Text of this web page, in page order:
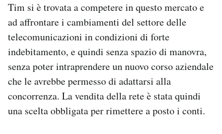
Tim si è trovata a competere in questo mercato e
ad affrontare i cambiamenti del settore delle
telecomunicazioni in condizioni di forte
indebitamento, e quindi senza spazio di manovra,
senza poter intraprendere un nuovo corso aziendale
che le avrebbe permesso di adattarsi alla
concorrenza. La vendita della rete è stata quindi
una scelta obbligata per rimettere a posto i conti.